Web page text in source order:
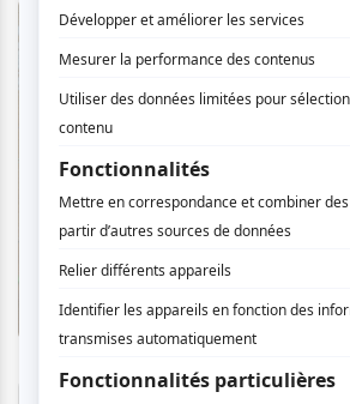
Suggestions de lecture
Trois livres remplis de
pour les enfants de 2 à 8 ans
ParÉlizabeth Bigras-Ouimet | 6 août 2026
Consulter le